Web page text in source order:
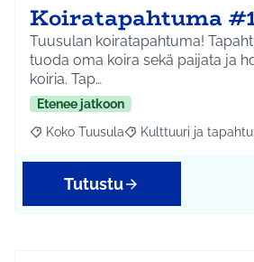
Koiratapahtuma
Tuusulan koiratapahtuma!
tuoda oma koira sekä paijata ja
koiria. Tap…
Etenee jatkoon
Rajaa tulokset aihepiirin mukaan:
Koko Tuusula Rajaa tulokset
Kulttuuri ja
Tutustu